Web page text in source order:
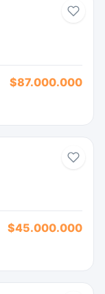
$87.000.000
$45.000.000